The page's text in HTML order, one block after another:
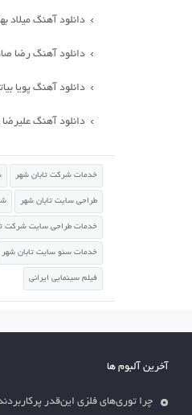
دانلود آهنگ میلاد
دانلود آهنگ رضا
دانلود آهنگ پویا
دانلود آهنگ علیرضا
خدمات شرکت تابان شهر
طراحی سایت تابان شهر
خدمات طراحی سایت شرکت
خدمات سئو سایت تابان شهر
فیلم سینمایی ایرانی
آخرین آلبوم ها
چرا توری‌های فلزی این‌قدر